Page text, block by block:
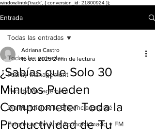
window.lintrk('track', { conversion_id: 21800924 });
Entrada
Todas las entradas
Facility Management
Facility Management
Día Mundial de la Eficiencia Energé
Empresas de Aire Acondicionado y FM
Todas las entradas
¿Sabías que Solo 30
Minutos Pueden
Comprometer Toda la
Productividad de Tu
Adriana Castro
16 oct 2025 2 min de lectura